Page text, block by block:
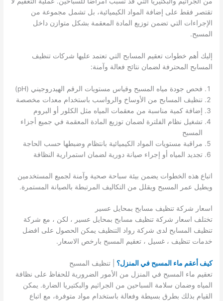
تقتصر فقط على إضافة المواد الكيميائية، بل تشمل مجموعة من
الإجراءات التي تضمن توزيع المادة المعقمة بشكل متوازن داخل
المسبح.
إليك أهم خطوات تعقيم المسابح التي تعتمد عليها شركات تنظيف
المسابح المحترفة لضمان نتائج فعالة وآمنة:
فحص جودة مياه المسبح وقياس مستويات الرقم الهيدروجيني (pH)
تنظيف المسابح من الأوساخ والرواسب باستخدام معدات مخصصة
إضافة كمية مناسبة من معقمات المياه مثل الكلور أو البروم
تشغيل نظام الفلترة لضمان توزيع المادة المعقمة في جميع أجزاء
المسبح
مراقبة مستويات المواد الكيميائية بانتظام وضبطها حسب الحاجة
تجديد المياه أو إجراء صيانة دورية لضمان استمرارية النظافة
اتباع هذه الخطوات يضمن بيئة سباحة صحية وآمنة لجميع المستخدمين
ويطيل عمر المسبح ويقلل من التكاليف المرتبطة بالصيانة المستمرة.
اسعار شركة تنظيف مسابح بمحايل عسير
تختلف اسعار شركة تنظيف مسابح بمحايل عسير ، لكن ، مع شركة
تنظيف المسابح لدى شركة رواد التنظيف يمكن الحصول على افضل
خدمات تنظيف ، غسيل ، تعقيم المسبح بارخص الاسعار.
كيف أعقم ماء المسبح في المنزل؟ | تنظيف المسبح
تعقيم ماء المسبح في المنزل من الأمور الضرورية للحفاظ على نظافة
المياه وضمان سلامة السباحين من الجراثيم والبكتيريا الضارة. يمكن
القيام بذلك بطرق بسيطة وفعالة باستخدام مواد متوفرة، مع اتباع